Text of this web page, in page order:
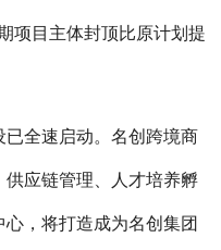
项目主体封顶比原计划提
全速启动。名创跨境商
应链管理、人才培养孵
，将打造成为名创集团